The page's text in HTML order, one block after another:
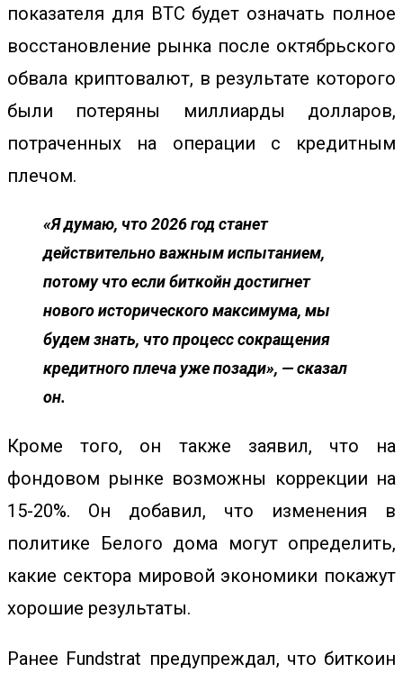
показателя для BTC будет означать полное
восстановление рынка после октябрьского
обвала криптовалют, в результате которого
были потеряны миллиарды долларов,
потраченных на операции с кредитным
плечом.
«Я думаю, что 2026 год станет
действительно важным испытанием,
потому что если биткойн достигнет
нового исторического максимума, мы
будем знать, что процесс сокращения
кредитного плеча уже позади», — сказал
он.
Кроме того, он также заявил, что на
фондовом рынке возможны коррекции на
15-20%. Он добавил, что изменения в
политике Белого дома могут определить,
какие сектора мировой экономики покажут
хорошие результаты.
Ранее Fundstrat предупреждал, что биткоин